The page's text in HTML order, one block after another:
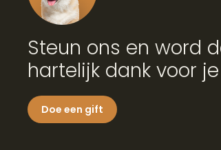
Steun ons en word
hartelijk dank voor
Doe een gift